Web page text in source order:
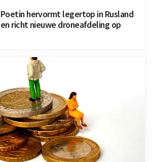
Poetin hervormt legertop in Rusland
en richt nieuwe droneafdeling op